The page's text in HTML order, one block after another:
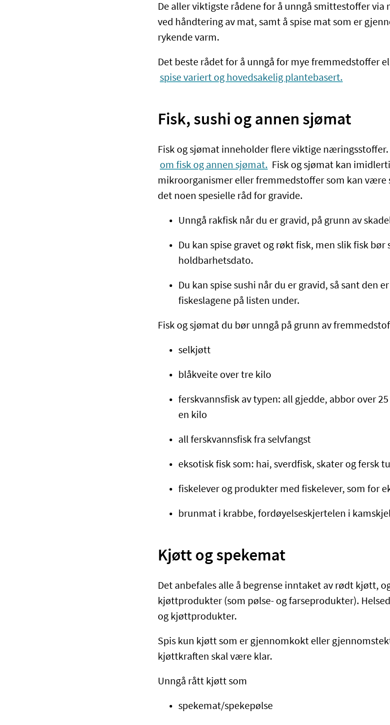
De aller viktigste rådene for å unngå smittestoffer via
ved håndtering av mat, samt å spise mat som er
rykende varm.
Det beste rådet for å unngå for mye fremmedstoffer
spise variert og hovedsakelig plantebasert.
Fisk, sushi og annen sjømat
Fisk og sjømat inneholder flere viktige næringsstoffer.
om fisk og annen sjømat. Fisk og sjømat kan
mikroorganismer eller fremmedstoffer som kan være
det noen spesielle råd for gravide.
Unngå rakfisk når du er gravid, på grunn av
Du kan spise gravet og røkt fisk, men slik fisk
holdbarhetsdato.
Du kan spise sushi når du er gravid, så sant den
fiskeslagene på listen under.
Fisk og sjømat du bør unngå på grunn av
selkjøtt
blåkveite over tre kilo
ferskvannsfisk av typen: all gjedde, abbor over
en kilo
all ferskvannsfisk fra selvfangst
eksotisk fisk som: hai, sverdfisk, skater og fersk
fiskelever og produkter med fiskelever, som for
brunmat i krabbe, fordøyelseskjertelen i
Kjøtt og spekemat
Det anbefales alle å begrense inntaket av rødt kjøtt,
kjøttprodukter (som pølse- og farseprodukter).
og kjøttprodukter.
Spis kun kjøtt som er gjennomkokt eller
kjøttkraften skal være klar.
Unngå rått kjøtt som
spekemat/spekepølse